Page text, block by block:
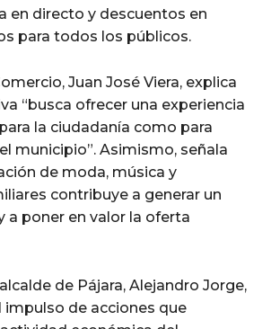
en directo y descuentos en
para todos los públicos.
Juan José Viera, explica
“busca ofrecer una experiencia
la ciudadanía como para
municipio”. Asimismo, señala
de moda, música y
contribuye a generar un
a poner en valor la oferta
de Pájara, Alejandro Jorge,
impulso de acciones que